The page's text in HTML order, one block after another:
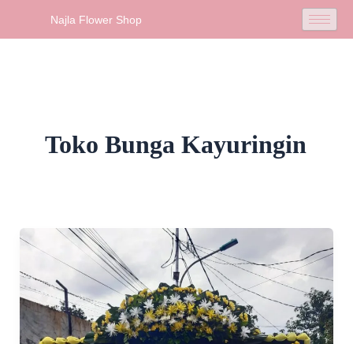
Najla Flower Shop
Toko Bunga Kayuringin